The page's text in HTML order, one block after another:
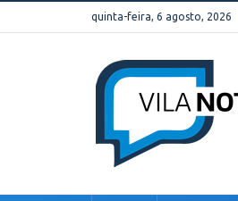
quinta-feira, 6 agosto, 2026